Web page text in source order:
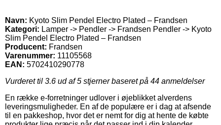
Navn: Kyoto Slim Pendel Electro Plated – Frandsen
Kategori: Lamper -> Pendler -> Frandsen Pendler -> Kyoto
Slim Pendel Electro Plated – Frandsen
Producent: Frandsen
Varenummer: 11105568
EAN: 5702410290778
Vurderet til 3.6 ud af 5 stjerner baseret på 44 anmeldelser
En række e-forretninger udlover i øjeblikket alverdens
leveringsmuligheder. En af de populære er i dag at afsende
til en pakkeshop, hvor det er nemt for dig at hente de købte